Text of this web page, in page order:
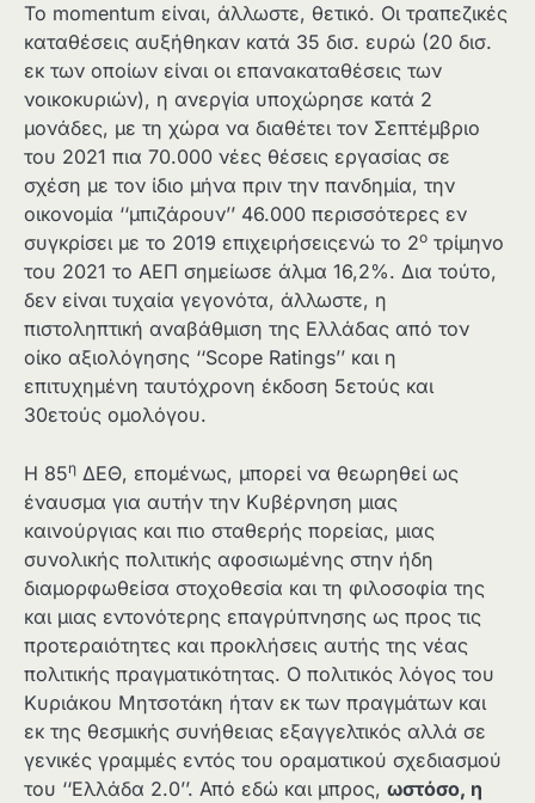
Το momentum είναι, άλλωστε, θετικό. Οι τραπεζικές
καταθέσεις αυξήθηκαν κατά 35 δισ. ευρώ (20 δισ.
εκ των οποίων είναι οι επανακαταθέσεις των
νοικοκυριών), η ανεργία υποχώρησε κατά 2
μονάδες, με τη χώρα να διαθέτει τον Σεπτέμβριο
του 2021 πια 70.000 νέες θέσεις εργασίας σε
σχέση με τον ίδιο μήνα πριν την πανδημία, την
οικονομία ‘‘μπιζάρουν’’ 46.000 περισσότερες εν
συγκρίσει με το 2019 επιχειρήσειςενώ το 2ο τρίμηνο
του 2021 το ΑΕΠ σημείωσε άλμα 16,2%. Δια τούτο,
δεν είναι τυχαία γεγονότα, άλλωστε, η
πιστοληπτική αναβάθμιση της Ελλάδας από τον
οίκο αξιολόγησης ‘‘Scope Ratings’’ και η
επιτυχημένη ταυτόχρονη έκδοση 5ετούς και
30ετούς ομολόγου.
Η 85η ΔΕΘ, επομένως, μπορεί να θεωρηθεί ως
έναυσμα για αυτήν την Κυβέρνηση μιας
καινούργιας και πιο σταθερής πορείας, μιας
συνολικής πολιτικής αφοσιωμένης στην ήδη
διαμορφωθείσα στοχοθεσία και τη φιλοσοφία της
και μιας εντονότερης επαγρύπνησης ως προς τις
προτεραιότητες και προκλήσεις αυτής της νέας
πολιτικής πραγματικότητας. Ο πολιτικός λόγος του
Κυριάκου Μητσοτάκη ήταν εκ των πραγμάτων και
εκ της θεσμικής συνήθειας εξαγγελτικός αλλά σε
γενικές γραμμές εντός του οραματικού σχεδιασμού
του ‘‘Ελλάδα 2.0’’. Από εδώ και μπρος, ωστόσο, η